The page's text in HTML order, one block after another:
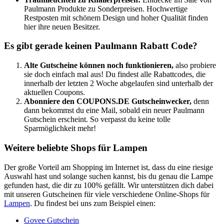
Paulmann Produkte zu Sonderpreisen. Hochwertige
Restposten mit schönem Design und hoher Qualität finden
hier ihre neuen Besitzer.
Es gibt gerade keinen Paulmann Rabatt Code?
Alte Gutscheine können noch funktionieren, also probiere
sie doch einfach mal aus! Du findest alle Rabattcodes, die
innerhalb der letzten 2 Woche abgelaufen sind unterhalb der
aktuellen Coupons.
Abonniere den COUPONS.DE Gutscheinwecker, denn
dann bekommst du eine Mail, sobald ein neuer Paulmann
Gutschein erscheint. So verpasst du keine tolle
Sparmöglichkeit mehr!
Weitere beliebte Shops für Lampen
Der große Vorteil am Shopping im Internet ist, dass du eine riesige
Auswahl hast und solange suchen kannst, bis du genau die Lampe
gefunden hast, die dir zu 100% gefällt. Wir unterstützen dich dabei
mit unseren Gutscheinen für viele verschiedene Online-Shops für
Lampen. Du findest bei uns zum Beispiel einen:
Govee Gutschein